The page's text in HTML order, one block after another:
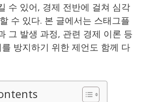
수 있어, 경제 전반에 걸쳐 심각
수 있다. 본 글에서는 스태그플
그 발생 과정, 관련 경제 이론 등
방지하기 위한 제언도 함께 다